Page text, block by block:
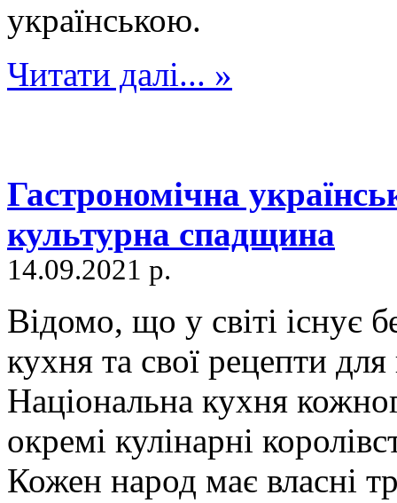
українською.
Читати далі... »
Гастрономічна
культурна спадщина
14.09.2021 р.
Відомо, що у світі існує
кухня та свої рецепти
Національна кухня
окремі кулінарні
Кожен народ має власні